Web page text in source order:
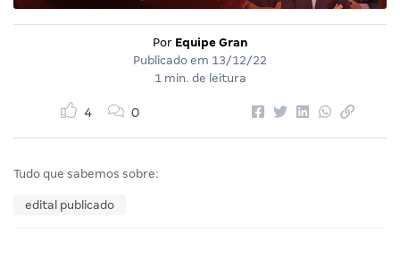
Por Equipe Gran
Publicado em 13/12/22
1 min. de leitura
4 0
Tudo que sabemos sobre:
edital publicado